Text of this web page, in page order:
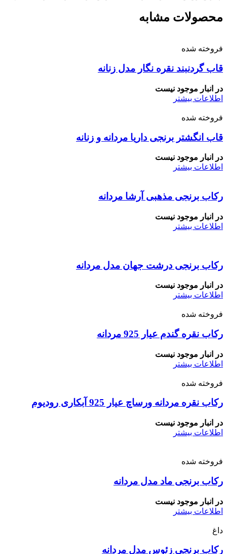
محصولات مشابه
فروخته شده
قاب گردنبند نقره نگار مدل زنانه
در انبار موجود نیست
اطلاعات بیشتر
فروخته شده
قاب انگشتر برنجی داریا مردانه و زنانه
در انبار موجود نیست
اطلاعات بیشتر
رکاب برنجی مذهبی آرشا مردانه
در انبار موجود نیست
اطلاعات بیشتر
رکاب برنجی درشت جهان مدل مردانه
در انبار موجود نیست
اطلاعات بیشتر
فروخته شده
رکاب نقره گندم عیار 925 مردانه
در انبار موجود نیست
اطلاعات بیشتر
فروخته شده
رکاب نقره مردانه ورساچ عیار 925 آبکاری رودیوم
در انبار موجود نیست
اطلاعات بیشتر
فروخته شده
رکاب برنجی ماد مدل مردانه
در انبار موجود نیست
اطلاعات بیشتر
داغ
رکاب برنجی زئوس مدل مردانه